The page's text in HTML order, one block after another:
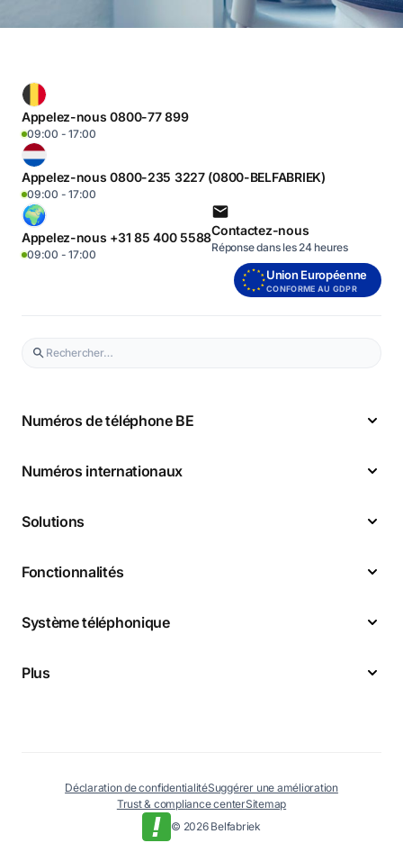
Appelez-nous 0800-77 899
09:00 - 17:00
Appelez-nous 0800-235 3227 (0800-BELFABRIEK)
09:00 - 17:00
Appelez-nous +31 85 400 5588
09:00 - 17:00
Contactez-nous
Réponse dans les 24 heures
Union Européenne
CONFORME AU GDPR
Numéros de téléphone BE
Numéros internationaux
Solutions
Fonctionnalités
Système téléphonique
Plus
© 2026 Belfabriek
Déclaration de confidentialitéSuggérer une amélioration
Trust & compliance centerSitemap